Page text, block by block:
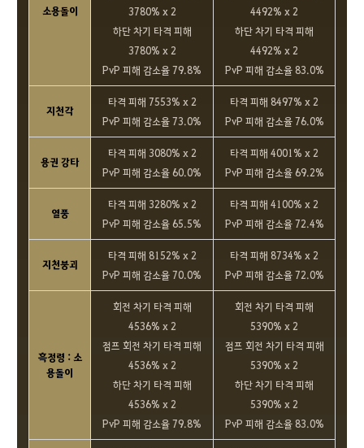
소용돌이
3780% x 2
하단 차기 타격 피해
3780% x 2
PvP 피해 감소율 79.8%
4492% x 2
하단 차기 타격 피해
4492% x 2
PvP 피해 감소율 83.0%
지천각
타격 피해 7553% x 2
PvP 피해 감소율 73.0%
타격 피해 8497% x 2
PvP 피해 감소율 76.0%
용권 강타
타격 피해 3080% x 2
PvP 피해 감소율 60.0%
타격 피해 4001% x 2
PvP 피해 감소율 69.2%
열풍
타격 피해 3280% x 2
PvP 피해 감소율 65.5%
타격 피해 4100% x 2
PvP 피해 감소율 72.4%
지천붕괴
타격 피해 8152% x 2
PvP 피해 감소율 70.0%
타격 피해 8734% x 2
PvP 피해 감소율 72.0%
흑정령 : 소
용돌이
회전 차기 타격 피해
4536% x 2
점프 회전 차기 타격 피해
4536% x 2
하단 차기 타격 피해
4536% x 2
PvP 피해 감소율 79.8%
회전 차기 타격 피해
5390% x 2
점프 회전 차기 타격 피해
5390% x 2
하단 차기 타격 피해
5390% x 2
PvP 피해 감소율 83.0%